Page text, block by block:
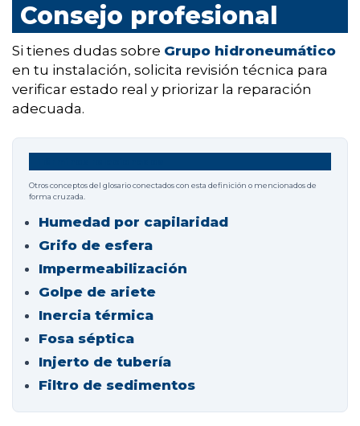
Consejo profesional
Si tienes dudas sobre Grupo hidroneumático
en tu instalación, solicita revisión técnica para
verificar estado real y priorizar la reparación
adecuada.
Otros conceptos del glosario conectados con esta definición o mencionados de
forma cruzada.
Humedad por capilaridad
Grifo de esfera
Impermeabilización
Golpe de ariete
Inercia térmica
Fosa séptica
Injerto de tubería
Filtro de sedimentos